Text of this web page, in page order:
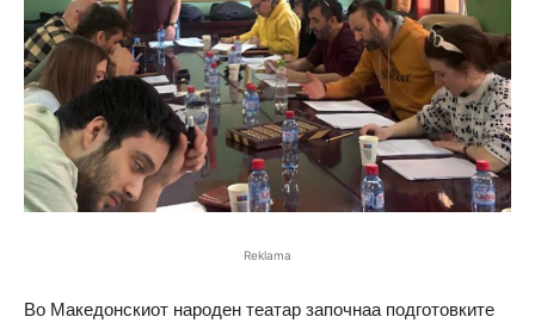
Reklama
Во Македонскиот народен театар започнаа подготовките